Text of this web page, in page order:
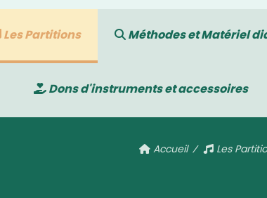
Les Partitions Méthodes et Matériel
Dons d'instruments et accessoires
Accueil Les